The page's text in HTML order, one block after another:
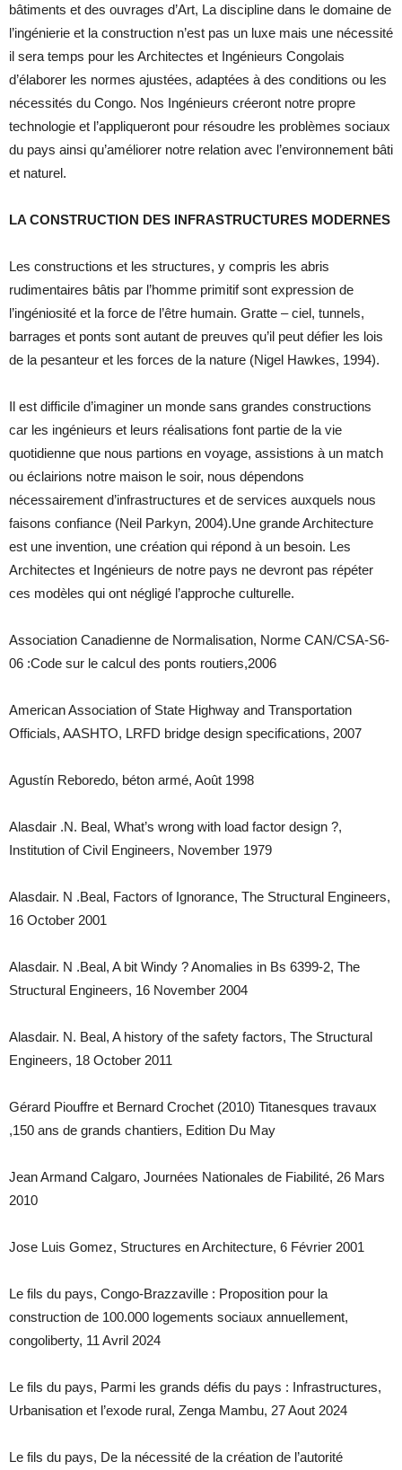
bâtiments et des ouvrages d’Art, La discipline dans le domaine de
l’ingénierie et la construction n’est pas un luxe mais une nécessité
il sera temps pour les Architectes et Ingénieurs Congolais
d’élaborer les normes ajustées, adaptées à des conditions ou les
nécessités du Congo. Nos Ingénieurs créeront notre propre
technologie et l’appliqueront pour résoudre les problèmes sociaux
du pays ainsi qu’améliorer notre relation avec l’environnement bâti
et naturel.
LA CONSTRUCTION DES INFRASTRUCTURES MODERNES
Les constructions et les structures, y compris les abris
rudimentaires bâtis par l’homme primitif sont expression de
l’ingéniosité et la force de l’être humain. Gratte – ciel, tunnels,
barrages et ponts sont autant de preuves qu’il peut défier les lois
de la pesanteur et les forces de la nature (Nigel Hawkes, 1994).
Il est difficile d’imaginer un monde sans grandes constructions
car les ingénieurs et leurs réalisations font partie de la vie
quotidienne que nous partions en voyage, assistions à un match
ou éclairions notre maison le soir, nous dépendons
nécessairement d’infrastructures et de services auxquels nous
faisons confiance (Neil Parkyn, 2004).Une grande Architecture
est une invention, une création qui répond à un besoin. Les
Architectes et Ingénieurs de notre pays ne devront pas répéter
ces modèles qui ont négligé l’approche culturelle.
Association Canadienne de Normalisation, Norme CAN/CSA-S6-
06 :Code sur le calcul des ponts routiers,2006
American Association of State Highway and Transportation
Officials, AASHTO, LRFD bridge design specifications, 2007
Agustín Reboredo, béton armé, Août 1998
Alasdair .N. Beal, What’s wrong with load factor design ?,
Institution of Civil Engineers, November 1979
Alasdair. N .Beal, Factors of Ignorance, The Structural Engineers,
16 October 2001
Alasdair. N .Beal, A bit Windy ? Anomalies in Bs 6399-2, The
Structural Engineers, 16 November 2004
Alasdair. N. Beal, A history of the safety factors, The Structural
Engineers, 18 October 2011
Gérard Piouffre et Bernard Crochet (2010) Titanesques travaux
,150 ans de grands chantiers, Edition Du May
Jean Armand Calgaro, Journées Nationales de Fiabilité, 26 Mars
2010
Jose Luis Gomez, Structures en Architecture, 6 Février 2001
Le fils du pays, Congo-Brazzaville : Proposition pour la
construction de 100.000 logements sociaux annuellement,
congoliberty, 11 Avril 2024
Le fils du pays, Parmi les grands défis du pays : Infrastructures,
Urbanisation et l’exode rural, Zenga Mambu, 27 Aout 2024
Le fils du pays, De la nécessité de la création de l’autorité